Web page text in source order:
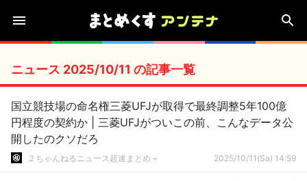
ニュース 2025/10/11 の記事一覧
国立競技場の命名権三菱UFJが取得で最終調整5年100億
円程度の契約か | 三菱UFJがついこの前、こんなデータ公
開したのクソだろ
２ちゃんねるニュース超速まとめ＋ 2025/10/11(Sa) 14:59